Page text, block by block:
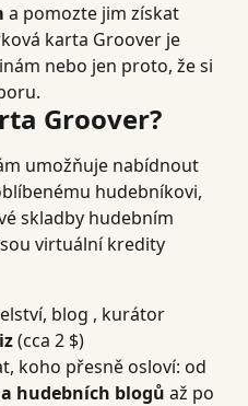
a pomozte jim získat
karta Groover je
nebo jen proto, že si
Groover?
umožňuje nabídnout
hudebníkovi,
skladby hudebním
virtuální kredity
blog , kurátor
(cca 2 $)
koho přesně osloví: od
hudebních blogů až po